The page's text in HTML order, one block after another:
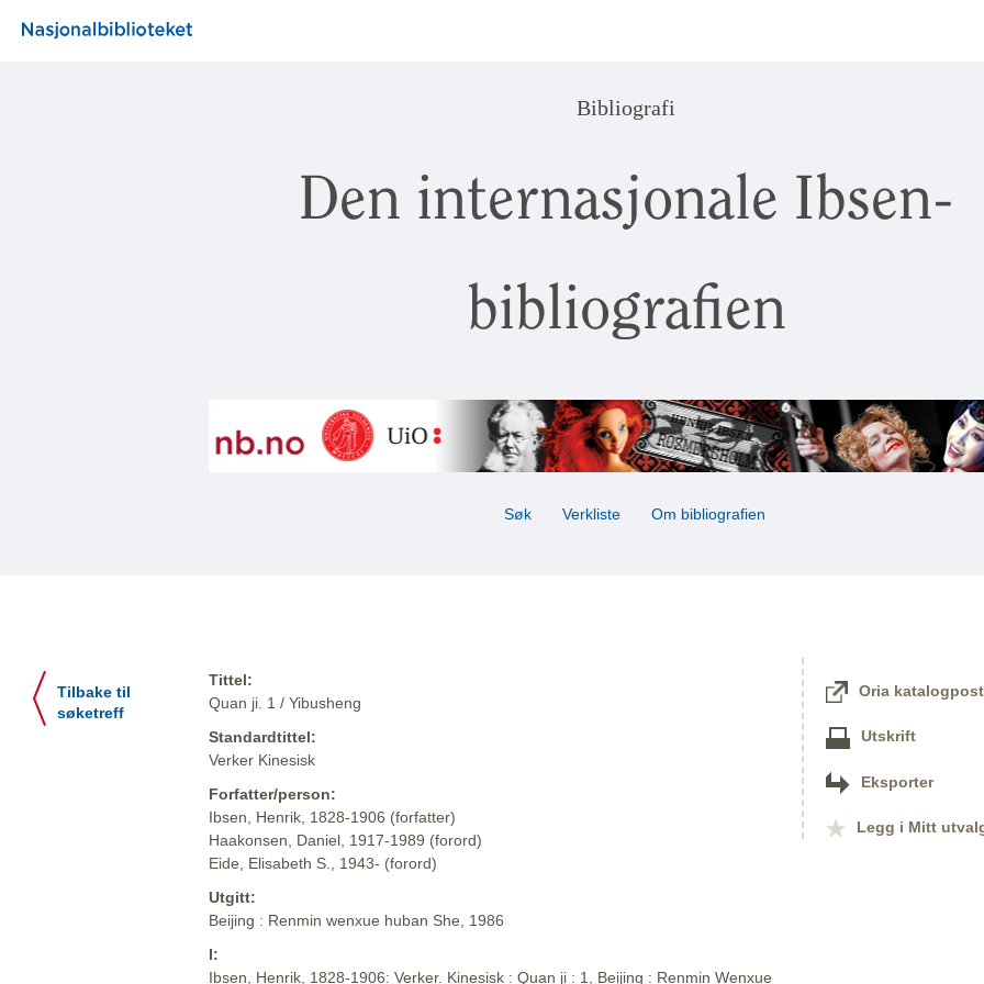
Bibliografi
Den internasjonale Ibsen-
bibliografien
Søk Verkliste Om bibliografien
Tilbake til
søketreff
Tittel:
Quan ji. 1 / Yibusheng
Standardtittel:
Verker Kinesisk
Forfatter/person:
Ibsen, Henrik, 1828-1906 (forfatter)
Haakonsen, Daniel, 1917-1989 (forord)
Eide, Elisabeth S., 1943- (forord)
Utgitt:
Beijing : Renmin wenxue huban She, 1986
I:
Ibsen, Henrik, 1828-1906: Verker. Kinesisk : Quan ji : 1, Beijing : Renmin Wenxue
Oria katalogpost
Utskrift
Eksporter
Legg i Mitt